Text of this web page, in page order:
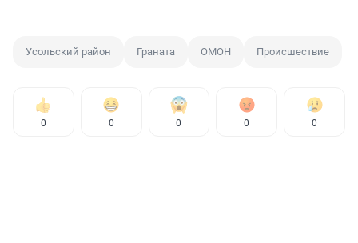
Усольский район Граната ОМОН Происшествие
0 0 0 0 0